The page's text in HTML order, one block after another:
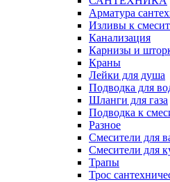
Арматура
Изливы к
Канализация
Карнизы и
Краны
Лейки для душа
Подводка для
Шланги для газа
Подводка к
Разное
Смесители для
Смесители для
Трапы
Трос